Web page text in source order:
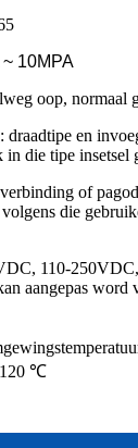
10MPA
oop, normaal
en
die tipe insetsel
of
die
110-
aangepas word
120 ℃